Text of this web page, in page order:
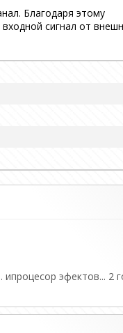
Благодаря этому
сигнал от
эфектов... 2